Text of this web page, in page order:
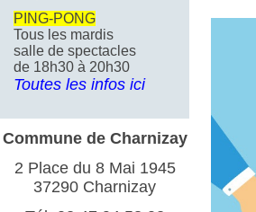
PING-PONG
Tous les mardis
salle de spectacles
de 18h30 à 20h30
Toutes les infos ici
Commune de Charnizay
2 Place du 8 Mai 1945
37290 Charnizay